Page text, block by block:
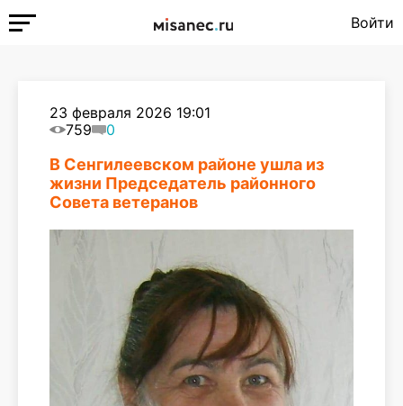
Войти
23 февраля 2026 19:01
759
0
В Сенгилеевском районе ушла из
жизни Председатель районного
Совета ветеранов